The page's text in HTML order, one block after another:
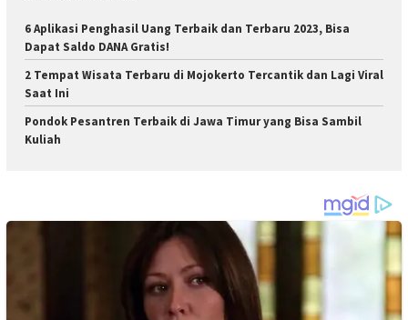
6 Aplikasi Penghasil Uang Terbaik dan Terbaru 2023, Bisa
Dapat Saldo DANA Gratis!
2 Tempat Wisata Terbaru di Mojokerto Tercantik dan Lagi Viral
Saat Ini
Pondok Pesantren Terbaik di Jawa Timur yang Bisa Sambil
Kuliah